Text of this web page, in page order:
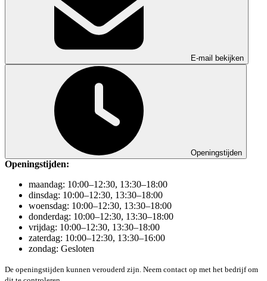
E-mail bekijken
Openingstijden
Openingstijden:
maandag: 10:00–12:30, 13:30–18:00
dinsdag: 10:00–12:30, 13:30–18:00
woensdag: 10:00–12:30, 13:30–18:00
donderdag: 10:00–12:30, 13:30–18:00
vrijdag: 10:00–12:30, 13:30–18:00
zaterdag: 10:00–12:30, 13:30–16:00
zondag: Gesloten
De openingstijden kunnen verouderd zijn. Neem contact op met het bedrijf om